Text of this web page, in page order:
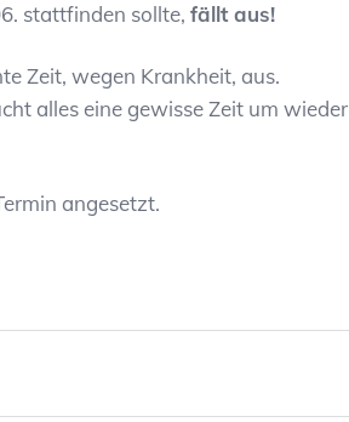
stattfinden sollte, fällt aus!
Zeit, wegen Krankheit, aus.
alles eine gewisse Zeit um wieder
angesetzt.